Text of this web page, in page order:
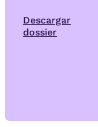
Descargar
dossier